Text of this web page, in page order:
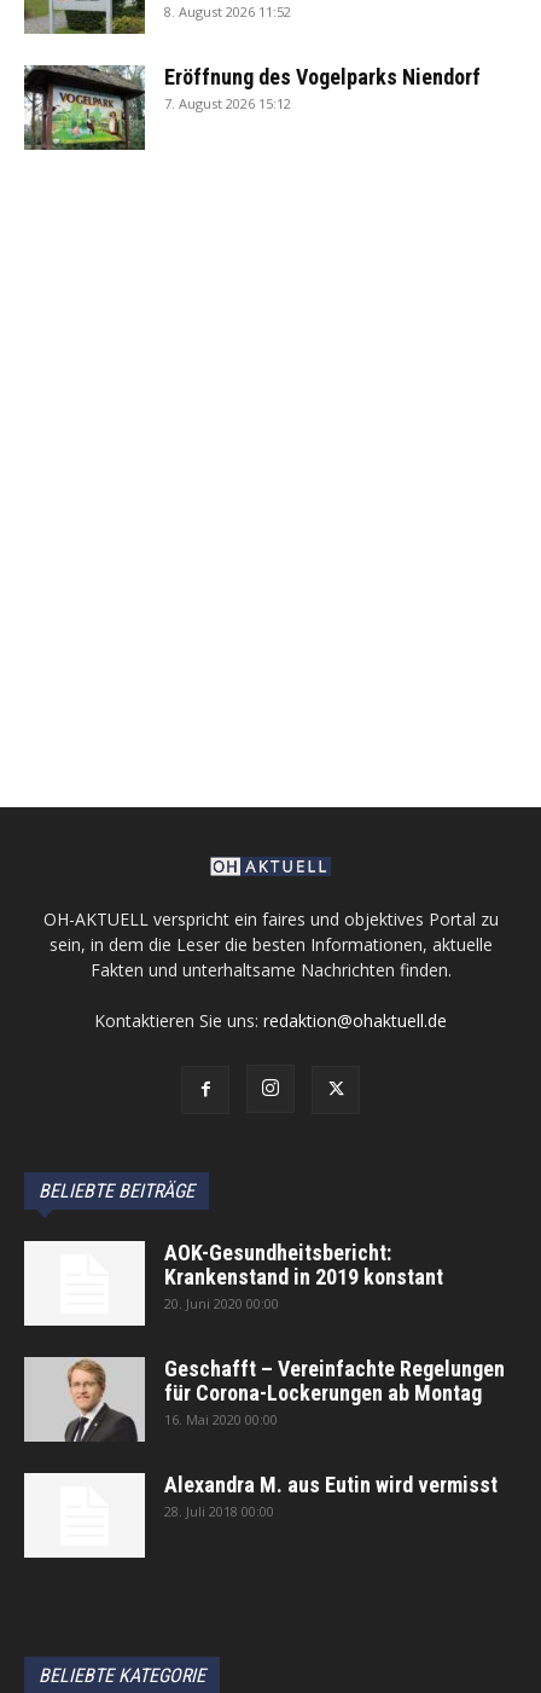
8. August 2026 11:52
Eröffnung des Vogelparks Niendorf
7. August 2026 15:12
OH-AKTUELL verspricht ein faires und objektives Portal zu
sein, in dem die Leser die besten Informationen, aktuelle
Fakten und unterhaltsame Nachrichten finden.
Kontaktieren Sie uns: redaktion@ohaktuell.de
BELIEBTE BEITRÄGE
AOK-Gesundheitsbericht:
Krankenstand in 2019 konstant
20. Juni 2020 00:00
Geschafft – Vereinfachte Regelungen
für Corona-Lockerungen ab Montag
16. Mai 2020 00:00
Alexandra M. aus Eutin wird vermisst
28. Juli 2018 00:00
BELIEBTE KATEGORIE